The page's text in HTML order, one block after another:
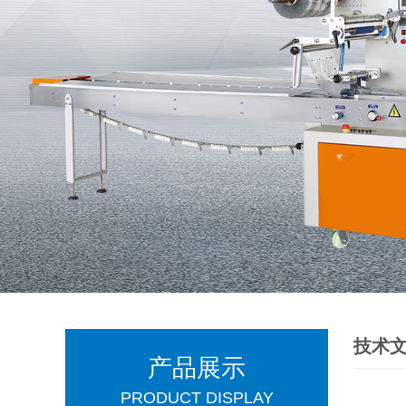
产品展示
PRODUCT DISPLAY
技术